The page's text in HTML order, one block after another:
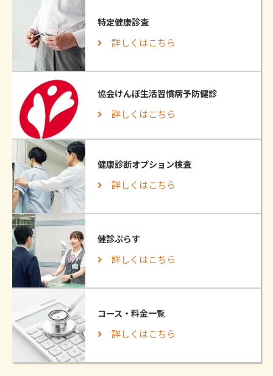
特定健康診査
詳しくはこちら
協会けんぽ生活習慣病予防健診
詳しくはこちら
健康診断オプション検査
詳しくはこちら
健診ぷらす
詳しくはこちら
コース・料金一覧
詳しくはこちら